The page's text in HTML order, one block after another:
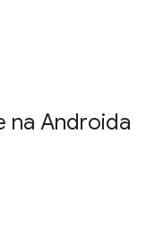
na Androida